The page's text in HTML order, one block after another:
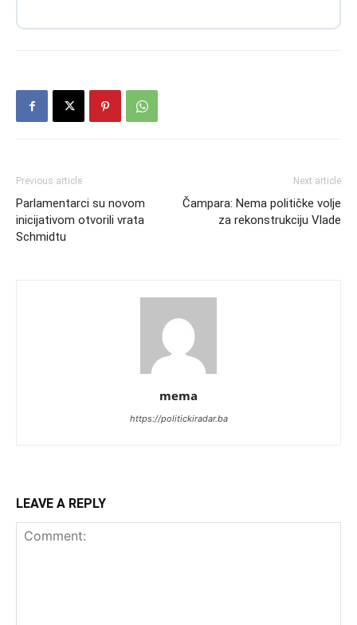
Previous article
Parlamentarci su novom
inicijativom otvorili vrata
Schmidtu
Next article
Čampara: Nema političke volje
za rekonstrukciju Vlade
mema
https://politickiradar.ba
LEAVE A REPLY